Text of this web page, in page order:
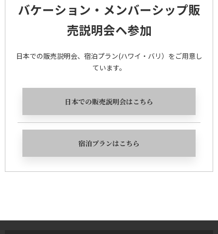
バケーション・メンバーシップ販
売説明会ヘ参加
日本での販売説明会、宿泊プラン(ハワイ・バリ）をご用意し
ています。
日本での販売説明会はこちら
宿泊プランはこちら